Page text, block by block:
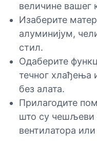
величине вашег
Изаберите
алуминијум,
стил.
Одаберите
течног хлађења
без алата.
Прилагодите
што су чешљеви
вентилатора